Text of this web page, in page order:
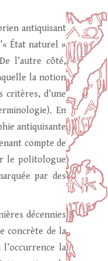
antiquisant
État naturel »
l’autre côté,
la notion
d’une
En
antiquisante
compte de
le politologue
par des
décennies
concrète de la
la